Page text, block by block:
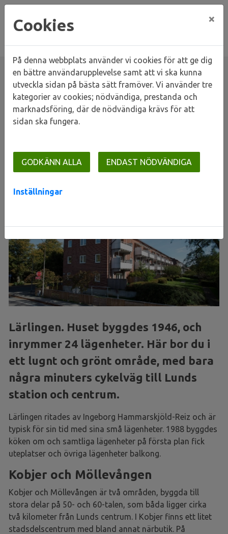
Hem Våra områden
Lunds stad
Kobjer och Möllevången
Lärlingen
Lärlingen. Huset byggdes 1946, och
inrymmer 24 lägenheter. Här bor du i
ett lugnt och grönt område, med bara
några minuters cykelväg till Lunds
station och centrum.
Lärlingen ritades av Ingeborg Hammarskjöld-Reiz och är
typisk för sin tid med sina små lägenheter. 1988 byggdes
köken om och samtliga lägenheter på första plan fick
uteplatser och övriga lägenheter balkong.
Kobjer och Möllevången
Kobjer och Möllevången är två områden, byggda till
stora delar på 50- och 60-talen, som båda ligger cirka
två kilometer från Lunds centrum. I Kobjer finns ett litet
stadsdelscentrum med bland annat närbutik. På
Cookies ×
På denna webbplats använder vi cookies för att ge dig
en bättre användarupplevelse samt att vi ska kunna
utveckla sidan på bästa sätt framöver. Vi använder tre
kategorier av cookies; nödvändiga, prestanda och
marknadsföring, där de nödvändiga krävs för att
sidan ska fungera.
GODKÄNN ALLA ENDAST NÖDVÄNDIGA
Inställningar